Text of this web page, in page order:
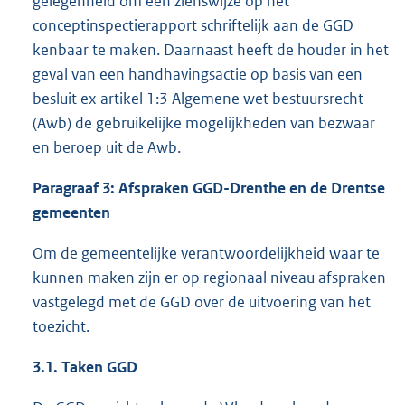
conceptinspectierapport schriftelijk aan de GGD
kenbaar te maken. Daarnaast heeft de houder in het
geval van een handhavingsactie op basis van een
besluit ex artikel 1:3 Algemene wet bestuursrecht
(Awb) de gebruikelijke mogelijkheden van bezwaar
en beroep uit de Awb.
Paragraaf 3: Afspraken GGD-Drenthe en de Drentse
gemeenten
Om de gemeentelijke verantwoordelijkheid waar te
kunnen maken zijn er op regionaal niveau afspraken
vastgelegd met de GGD over de uitvoering van het
toezicht.
3.1. Taken GGD